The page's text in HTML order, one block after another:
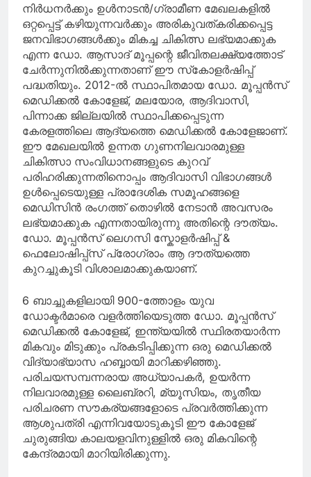
നിർധനർക്കും ഉൾനാടൻ/ഗ്രാമീണ മേഖലകളിൽ
ഒറ്റപ്പെട്ട് കഴിയുന്നവർക്കും അരികുവത്കരിക്കപ്പെട്ട
ജനവിഭാഗങ്ങൾക്കും മികച്ച ചികിത്സ ലഭ്യമാക്കുക
എന്ന ഡോ. ആസാദ് മൂപ്പന്റെ ജീവിതലക്ഷ്യത്തോട്
ചേർന്നുനിൽക്കുന്നതാണ് ഈ സ്‌കോളർഷിപ്പ്
പദ്ധതിയും. 2012-ൽ സ്ഥാപിതമായ ഡോ. മൂപ്പൻസ്
മെഡിക്കൽ കോളേജ്, മലയോര, ആദിവാസി,
പിന്നാക്ക ജില്ലയിൽ സ്ഥാപിക്കപ്പെടുന്ന
കേരളത്തിലെ ആദ്യത്തെ മെഡിക്കൽ കോളേജാണ്.
ഈ മേഖലയിൽ ഉന്നത ഗുണനിലവാരമുള്ള
ചികിത്സാ സംവിധാനങ്ങളുടെ കുറവ്
പരിഹരിക്കുന്നതിനൊപ്പം ആദിവാസി വിഭാഗങ്ങൾ
ഉൾപ്പെടെയുള്ള പ്രാദേശിക സമൂഹങ്ങളെ
മെഡിസിൻ രംഗത്ത് തൊഴിൽ നേടാൻ അവസരം
ലഭ്യമാക്കുക എന്നതായിരുന്നു അതിന്റെ ദൗത്യം.
ഡോ. മൂപ്പൻസ് ലെഗസി സ്കോളർഷിപ്പ് &
ഫെലോഷിപ്പ്സ് പ്രോഗ്രാം ആ ദൗത്യത്തെ
കുറച്ചുകൂടി വിശാലമാക്കുകയാണ്.
6 ബാച്ചുകളിലായി 900-ത്തോളം യുവ
ഡോക്ടർമാരെ വളർത്തിയെടുത്ത ഡോ. മൂപ്പൻസ്
മെഡിക്കൽ കോളേജ്, ഇന്ത്യയിൽ സ്ഥിരതയാർന്ന
മികവും മിടുക്കും പ്രകടിപ്പിക്കുന്ന ഒരു മെഡിക്കൽ
വിദ്യാഭ്യാസ ഹബ്ബായി മാറിക്കഴിഞ്ഞു.
പരിചയസമ്പന്നരായ അധ്യാപകർ, ഉയർന്ന
നിലവാരമുള്ള ലൈബ്രറി, മ്യൂസിയം, തൃതീയ
പരിചരണ സൗകര്യങ്ങളോടെ പ്രവർത്തിക്കുന്ന
ആശുപത്രി എന്നിവയോടുകൂടി ഈ കോളേജ്
ചുരുങ്ങിയ കാലയളവിനുള്ളിൽ ഒരു മികവിന്റെ
കേന്ദ്രമായി മാറിയിരിക്കുന്നു.